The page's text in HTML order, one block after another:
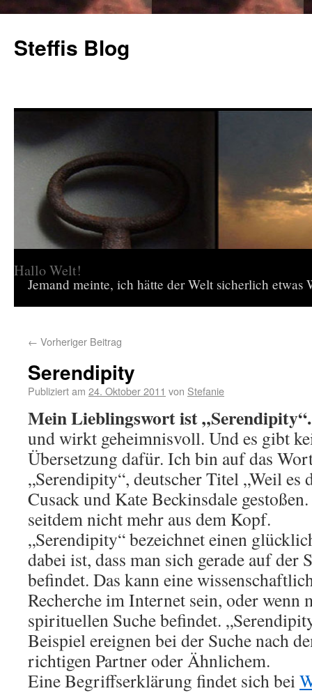
Steffis Blog
Hallo Welt!
Jemand meinte, ich hätte der Welt sicherlich
← Vorheriger Beitrag
Serendipity
Publiziert am 24. Oktober 2011 von Stefanie
Mein Lieblingswort ist „Serendipity“.
und wirkt geheimnisvoll. Und es gibt
Übersetzung dafür. Ich bin auf das
„Serendipity“, deutscher Titel „Weil es
Cusack und Kate Beckinsdale
seitdem nicht mehr aus dem Kopf.
„Serendipity“ bezeichnet einen
dabei ist, dass man sich gerade auf der
befindet. Das kann eine
Recherche im Internet sein, oder wenn
spirituellen Suche befindet.
Beispiel ereignen bei der Suche nach
richtigen Partner oder Ähnlichem.
Eine Begriffserklärung findet sich bei